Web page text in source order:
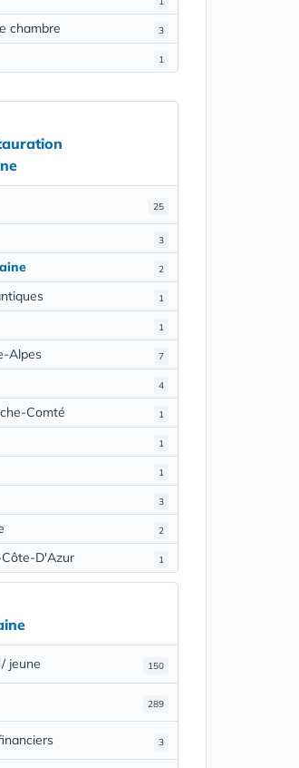
3
chambre
1
25
3
2
1
1
7
Alpes
4
1
Comté
1
1
3
2
1
D'Azur
150
jeune
289
3